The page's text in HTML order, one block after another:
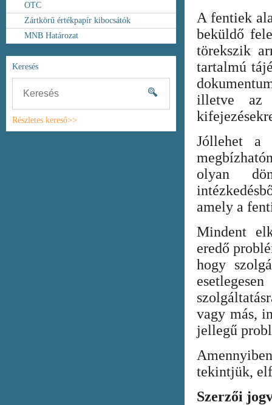
OTC
Zártkörű értékpapír kibocsátók
MNB Határozat
Keresés
Részletes kereső>>
A fentiek
beküldő
törekszik
tartalmú
illetve az
Jóllehet a
olyan
amely a
Mindent
eredő
hogy
vagy más,
jellegű
tekintjük,
Szerzői